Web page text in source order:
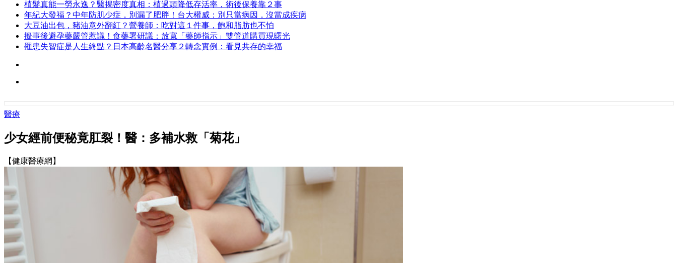
植髮真能一勞永逸？醫揭密度真相：植過頭降低存活率，術後保養靠２事
年紀大發福？中年防肌少症，別漏了肥胖！台大權威：別只當病因，沒當成疾病
大豆油出包，豬油意外翻紅？營養師：吃對這１件事，飽和脂肪也不怕
擬事後避孕藥嚴管惹議！食藥署研議：放寬「藥師指示」雙管道購買現曙光
罹患失智症是人生終點？日本高齡名醫分享２轉念實例：看見共存的幸福
醫療
少女經前便秘竟肛裂！醫：多補水救「菊花」
【健康醫療網】